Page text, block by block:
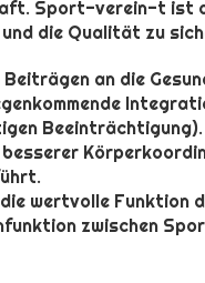
Sport-verein-t ist
die Qualität zu
an die
wertvolle Funktion
zwischen